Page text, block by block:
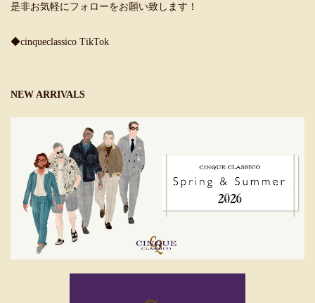
是非お気軽にフォローをお願い致します！
◆cinqueclassico TikTok
NEW ARRIVALS